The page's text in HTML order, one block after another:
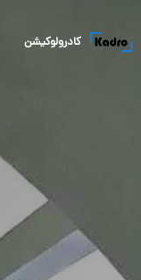
کادرولوکیشن